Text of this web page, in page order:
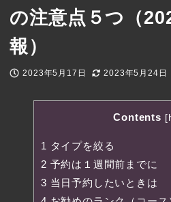
の注意点５つ（
報）
投稿日
2023年5月17日
更新日
2023年5月24日
Contents [
1 タイプを絞る
2 予約は１週間前までに
3 当日予約したいときは